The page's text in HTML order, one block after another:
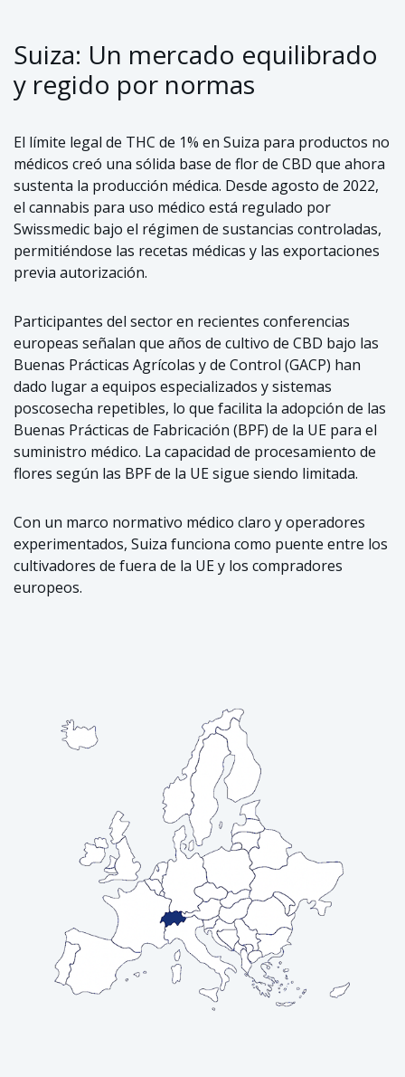
Suiza: Un mercado equilibrado
y regido por normas
El límite legal de THC de 1% en Suiza para productos no
médicos creó una sólida base de flor de CBD que ahora
sustenta la producción médica. Desde agosto de 2022,
el cannabis para uso médico está regulado por
Swissmedic bajo el régimen de sustancias controladas,
permitiéndose las recetas médicas y las exportaciones
previa autorización.
Participantes del sector en recientes conferencias
europeas señalan que años de cultivo de CBD bajo las
Buenas Prácticas Agrícolas y de Control (GACP) han
dado lugar a equipos especializados y sistemas
poscosecha repetibles, lo que facilita la adopción de las
Buenas Prácticas de Fabricación (BPF) de la UE para el
suministro médico. La capacidad de procesamiento de
flores según las BPF de la UE sigue siendo limitada.
Con un marco normativo médico claro y operadores
experimentados, Suiza funciona como puente entre los
cultivadores de fuera de la UE y los compradores
europeos.